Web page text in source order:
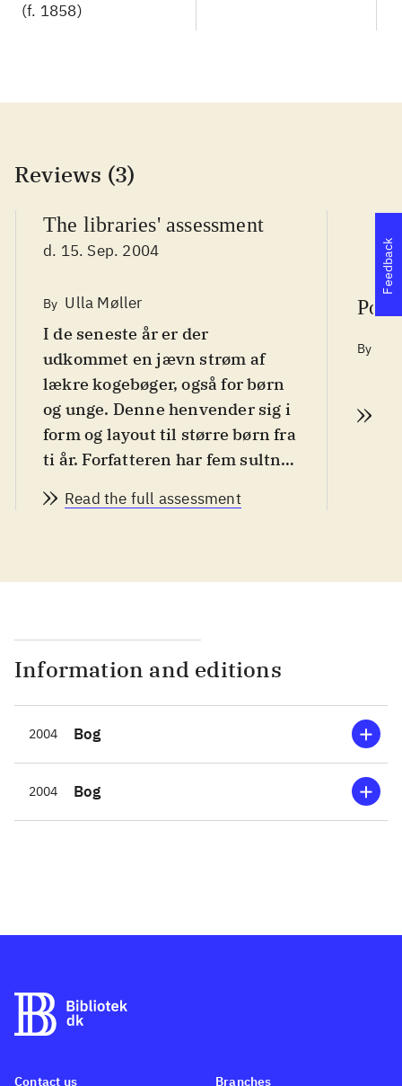
(f. 1858)
Reviews (3)
The libraries' assessment
d. 15. Sep. 2004
By Ulla Møller
I de seneste år er der
udkommet en jævn strøm af
lækre kogebøger, også for børn
og unge. Denne henvender sig i
form og layout til større børn fra
ti år. Forfatteren har fem sultne
konstateret at for dem er
smager allerbedst. Derfor gør
faste ugentlige maddage til
familiens børn. Efter en
simpleste køkkenregler op
følger en række familievenlige,
vel gennemarbejdede
opskrifter. Først er der ideer til
sammen til lækre menuer, og til
nogen - kan anvendes i
madpakken. Retterne er
fortrinsvis klassikere som de
Read the full assessment
By
Information and editions
2004 Bog
2004 Bog
Feedback
Contact us Branches